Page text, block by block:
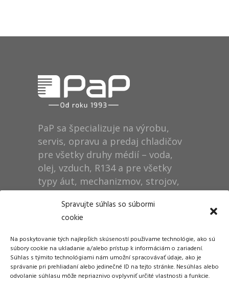
Spravujte súhlas so súbormi
cookie
Na poskytovanie tých najlepších skúseností používame technológie, ako sú
súbory cookie na ukladanie a/alebo prístup k informáciám o zariadení.
Súhlas s týmito technológiami nám umožní spracovávať údaje, ako je
správanie pri prehliadaní alebo jedinečné ID na tejto stránke. Nesúhlas alebo
odvolanie súhlasu môže nepriaznivo ovplyvniť určité vlastnosti a funkcie.
PaP sa špecializuje na výrobu,
servis, opravu a predaj chladičov
pre všetky druhy médií – voda,
olej, vzduch, R134 a pre všetky
typy áut, mechanizmov, strojov,
technológií, rušňov…
Dušan Pytel P a P
ŠM Stráže
058 01 Poprad